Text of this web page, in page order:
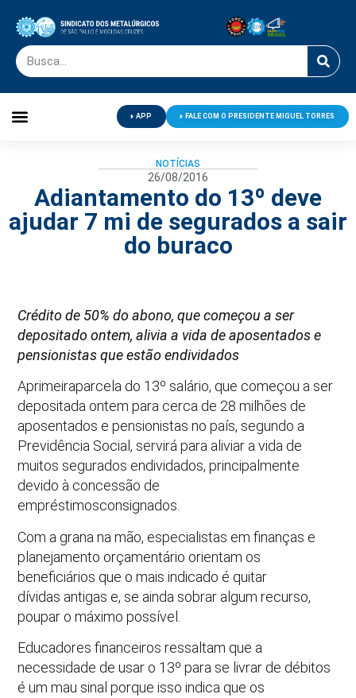
APP FALE COM O PRESIDENTE MIGUEL TORRES
NOTÍCIAS
26/08/2016
Adiantamento do 13º deve
ajudar 7 mi de segurados a sair
do buraco
Crédito de 50% do abono, que começou a ser
depositado ontem, alivia a vida de aposentados e
pensionistas que estão endividados
Aprimeiraparcela do 13º salário, que começou a ser
depositada ontem para cerca de 28 milhões de
aposentados e pensionistas no país, segundo a
Previdência Social, servirá para aliviar a vida de
muitos segurados endividados, principalmente
devido à concessão de
empréstimosconsignados.
Com a grana na mão, especialistas em finanças e
planejamento orçamentário orientam os
beneficiários que o mais indicado é quitar
dívidas antigas e, se ainda sobrar algum recurso,
poupar o máximo possível.
Educadores financeiros ressaltam que a
necessidade de usar o 13º para se livrar de débitos
é um mau sinal porque isso indica que os